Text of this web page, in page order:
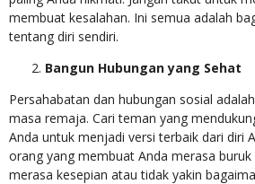
membuat kesalahan. Ini semua adalah
tentang diri sendiri.
Bangun Hubungan yang Sehat
Persahabatan dan hubungan sosial
masa remaja. Cari teman yang
Anda untuk menjadi versi terbaik dari diri
orang yang membuat Anda merasa buruk
merasa kesepian atau tidak yakin